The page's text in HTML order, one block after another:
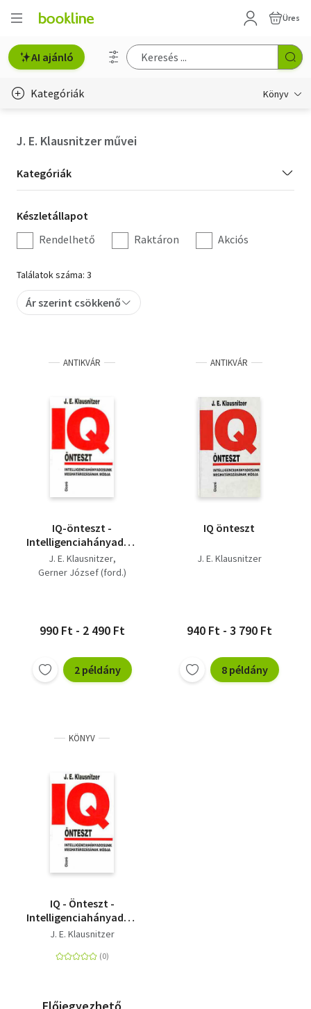
Üres
AI ajánló
Kategóriák Könyv
Hobbi, szabadidő
Irodalom
Művészet
Szakkönyv
Tankönyv, segédkönyv
Társadalomtudomány
Természettudomány
Történelem
J. E. Klausnitzer művei
Kategória
szűrés
Kategóriák
Készletállapot
szűrés
Készletállapot
Rendelhető
Raktáron Akciós
Találatok száma: 3
Ár szerint csökkenő
ANTIKVÁR
IQ-önteszt -
Intelligenciahányadosunk
meghatározásának
módja (kitöltetlen)
J. E. Klausnitzer
Gerner József (ford.)
990 Ft - 2 490 Ft
2 példány
ANTIKVÁR
IQ önteszt
J. E. Klausnitzer
940 Ft - 3 790 Ft
8 példány
KÖNYV
IQ - Önteszt -
Intelligenciahányadosunk
meghatározásának
J. E. Klausnitzer